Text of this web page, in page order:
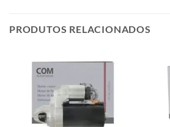
PRODUTOS RELACIONADOS